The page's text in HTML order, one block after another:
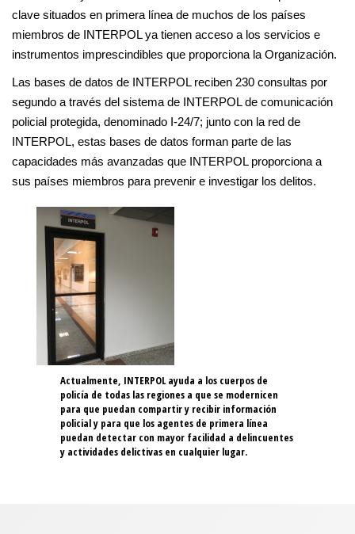
clave situados en primera línea de muchos de los países
miembros de INTERPOL ya tienen acceso a los servicios e
instrumentos imprescindibles que proporciona la Organización.
Las bases de datos de INTERPOL reciben 230 consultas por
segundo a través del sistema de INTERPOL de comunicación
policial protegida, denominado I-24/7; junto con la red de
INTERPOL, estas bases de datos forman parte de las
capacidades más avanzadas que INTERPOL proporciona a
sus países miembros para prevenir e investigar los delitos.
Actualmente, INTERPOL ayuda a los cuerpos de
policía de todas las regiones a que se modernicen
para que puedan compartir y recibir información
policial y para que los agentes de primera línea
puedan detectar con mayor facilidad a delincuentes
y actividades delictivas en cualquier lugar.